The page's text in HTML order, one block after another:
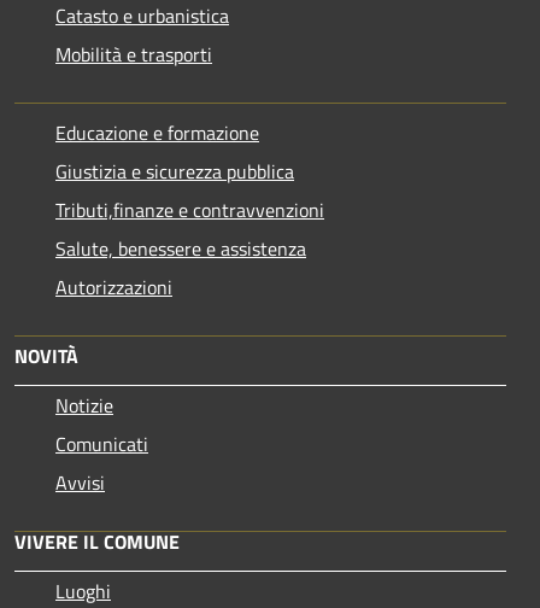
Catasto e urbanistica
Mobilità e trasporti
Educazione e formazione
Giustizia e sicurezza pubblica
Tributi,finanze e contravvenzioni
Salute, benessere e assistenza
Autorizzazioni
NOVITÀ
Notizie
Comunicati
Avvisi
VIVERE IL COMUNE
Luoghi